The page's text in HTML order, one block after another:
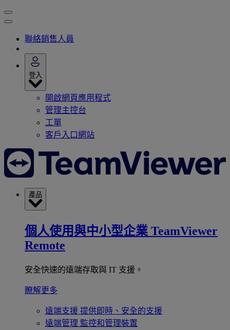
聯絡銷售人員
登入
開啟網頁應用程式
管理主控台
工單
客戶入口網站
產品
個人使用與中小型企業 TeamViewer
Remote
安全快速的遠端存取與 IT 支援。
瞭解更多
遠端支援 提供即時、安全的支援
遠端管理 監控和管理裝置